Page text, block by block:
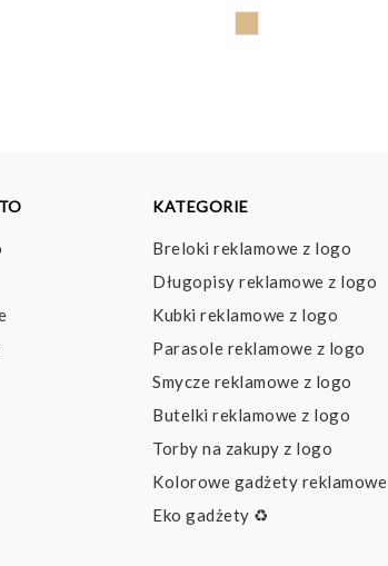
KATEGORIE
Breloki reklamowe z logo
Długopisy reklamowe z logo
Kubki reklamowe z logo
Parasole reklamowe z logo
Smycze reklamowe z logo
Butelki reklamowe z logo
Torby na zakupy z logo
Kolorowe gadżety reklamowe
Eko gadżety ♻️